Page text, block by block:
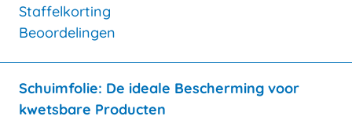
Staffelkorting
Beoordelingen
Schuimfolie: De ideale Bescherming voor
kwetsbare Producten